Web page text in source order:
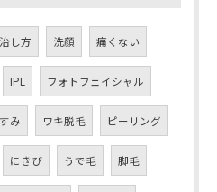
治し方 洗顔 痛くない
IPL フォトフェイシャル
み ワキ脱毛 ピーリング
にきび うで毛 脚毛